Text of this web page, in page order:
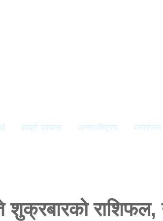
हाम्रो प्रयास अन्तरास्ट्रिय मनोरंजन
राशिफल,